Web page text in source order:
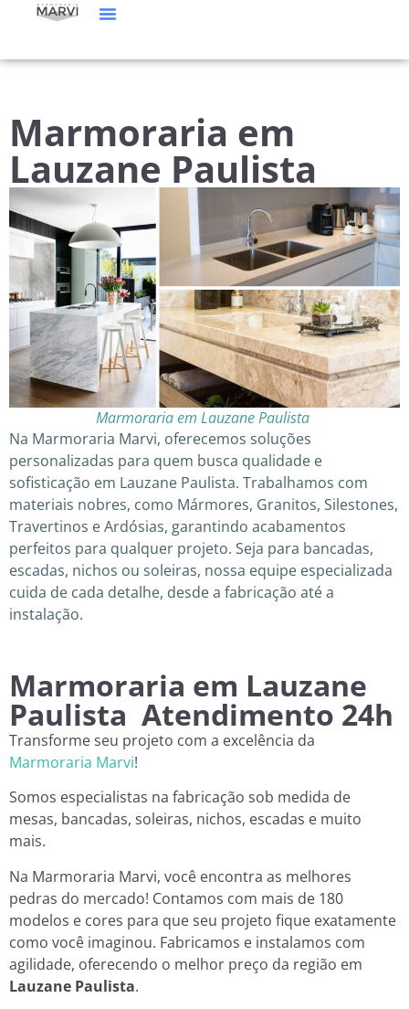
Marmoraria em
Lauzane Paulista
Marmoraria em Lauzane Paulista
Na Marmoraria Marvi, oferecemos soluções
personalizadas para quem busca qualidade e
sofisticação em Lauzane Paulista. Trabalhamos com
materiais nobres, como Mármores, Granitos, Silestones,
Travertinos e Ardósias, garantindo acabamentos
perfeitos para qualquer projeto. Seja para bancadas,
escadas, nichos ou soleiras, nossa equipe especializada
cuida de cada detalhe, desde a fabricação até a
instalação.
Marmoraria em Lauzane
Paulista Atendimento 24h
Transforme seu projeto com a excelência da
Marmoraria Marvi!
Somos especialistas na fabricação sob medida de
mesas, bancadas, soleiras, nichos, escadas e muito
mais.
Na Marmoraria Marvi, você encontra as melhores
pedras do mercado! Contamos com mais de 180
modelos e cores para que seu projeto fique exatamente
como você imaginou. Fabricamos e instalamos com
agilidade, oferecendo o melhor preço da região em
Lauzane Paulista.